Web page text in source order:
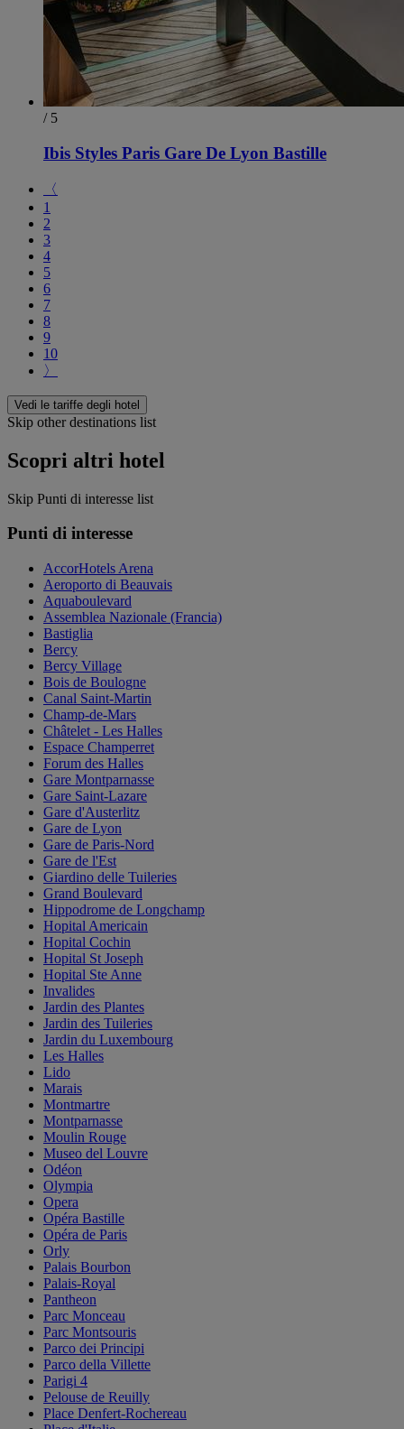
/ 5
Ibis Styles Paris Gare De Lyon Bastille
〈
1
2
3
4
5
6
7
8
9
10
〉
Vedi le tariffe degli hotel
Skip other destinations list
Scopri altri hotel
Skip Punti di interesse list
Punti di interesse
AccorHotels Arena
Aeroporto di Beauvais
Aquaboulevard
Assemblea Nazionale (Francia)
Bastiglia
Bercy
Bercy Village
Bois de Boulogne
Canal Saint-Martin
Champ-de-Mars
Châtelet - Les Halles
Espace Champerret
Forum des Halles
Gare Montparnasse
Gare Saint-Lazare
Gare d'Austerlitz
Gare de Lyon
Gare de Paris-Nord
Gare de l'Est
Giardino delle Tuileries
Grand Boulevard
Hippodrome de Longchamp
Hopital Americain
Hopital Cochin
Hopital St Joseph
Hopital Ste Anne
Invalides
Jardin des Plantes
Jardin des Tuileries
Jardin du Luxembourg
Les Halles
Lido
Marais
Montmartre
Montparnasse
Moulin Rouge
Museo del Louvre
Odéon
Olympia
Opera
Opéra Bastille
Opéra de Paris
Orly
Palais Bourbon
Palais-Royal
Pantheon
Parc Monceau
Parc Montsouris
Parco dei Principi
Parco della Villette
Parigi 4
Pelouse de Reuilly
Place Denfert-Rochereau